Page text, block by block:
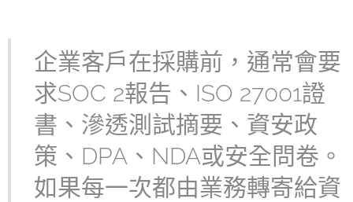
企業客戶在採購前，通常會要
求SOC 2報告、ISO 27001證
書、滲透測試摘要、資安政
策、DPA、NDA或安全問卷。
如果每一次都由業務轉寄給資